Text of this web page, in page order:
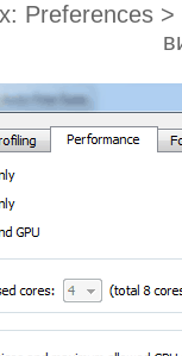
Preferences